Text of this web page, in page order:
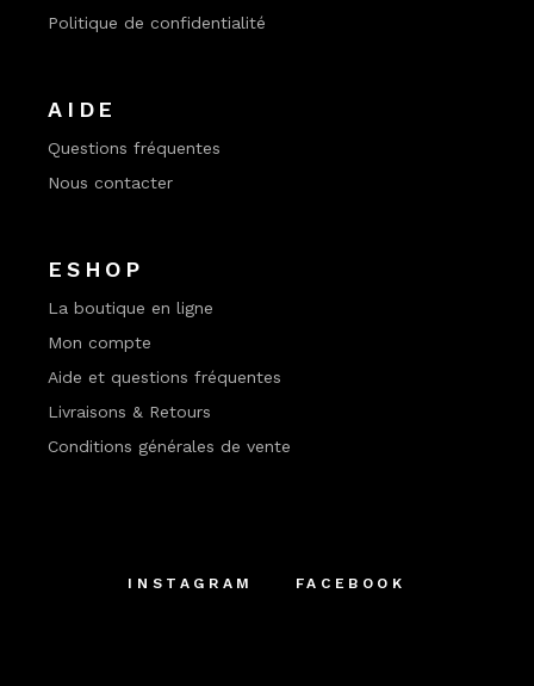
Politique de confidentialité
AIDE
Questions fréquentes
Nous contacter
ESHOP
La boutique en ligne
Mon compte
Aide et questions fréquentes
Livraisons & Retours
Conditions générales de vente
INSTAGRAM FACEBOOK